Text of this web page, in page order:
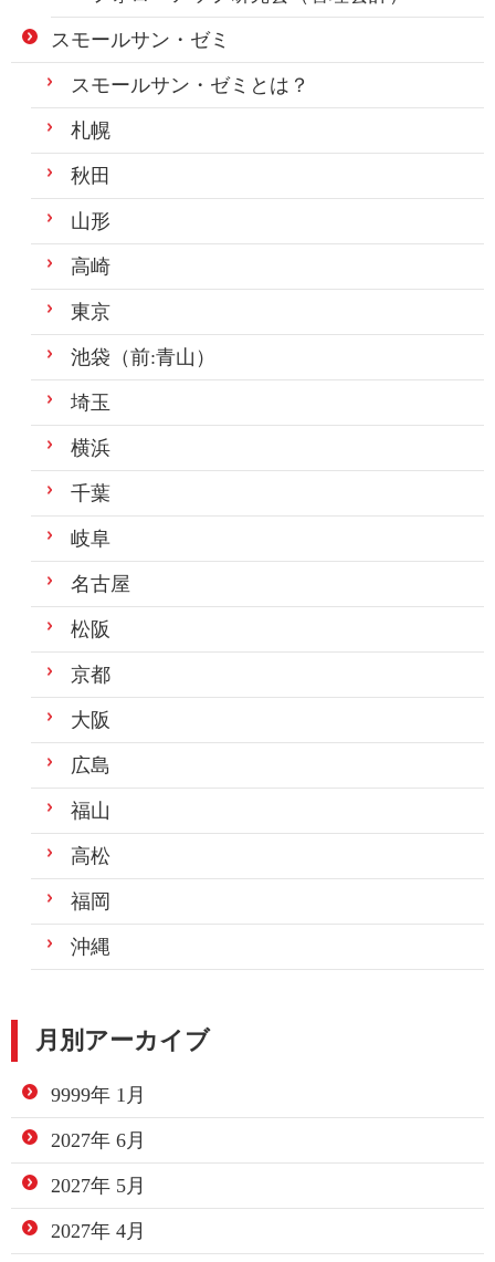
スモールサン・ゼミ
スモールサン・ゼミとは？
札幌
秋田
山形
高崎
東京
池袋（前:青山）
埼玉
横浜
千葉
岐阜
名古屋
松阪
京都
大阪
広島
福山
高松
福岡
沖縄
月別アーカイブ
9999年 1月
2027年 6月
2027年 5月
2027年 4月